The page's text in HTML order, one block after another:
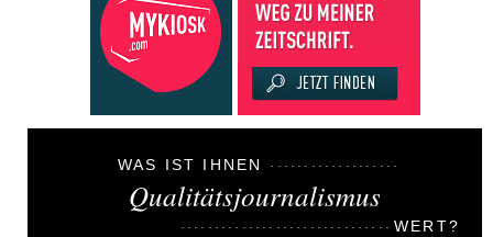
WAS IST IHNEN
Qualitätsjournalismus
WERT?